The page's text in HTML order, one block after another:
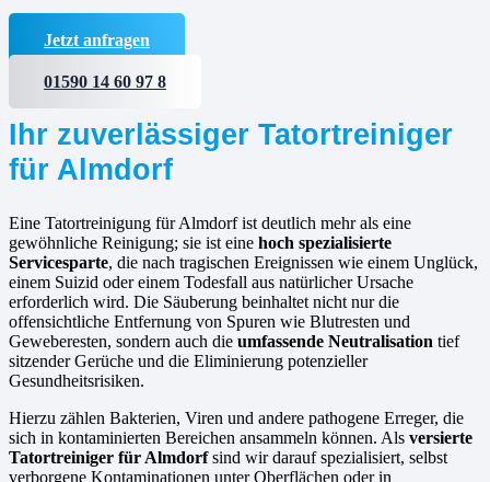
Jetzt anfragen
01590 14 60 97 8
Ihr zuverlässiger Tatortreiniger
für Almdorf
Eine Tatortreinigung für Almdorf ist deutlich mehr als eine
gewöhnliche Reinigung; sie ist eine hoch spezialisierte
Servicesparte, die nach tragischen Ereignissen wie einem Unglück,
einem Suizid oder einem Todesfall aus natürlicher Ursache
erforderlich wird. Die Säuberung beinhaltet nicht nur die
offensichtliche Entfernung von Spuren wie Blutresten und
Geweberesten, sondern auch die umfassende Neutralisation tief
sitzender Gerüche und die Eliminierung potenzieller
Gesundheitsrisiken.
Hierzu zählen Bakterien, Viren und andere pathogene Erreger, die
sich in kontaminierten Bereichen ansammeln können. Als versierte
Tatortreiniger für Almdorfsind wir darauf spezialisiert, selbst
verborgene Kontaminationen unter Oberflächen oder in